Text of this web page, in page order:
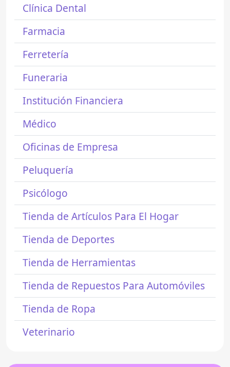
Clínica Dental
Farmacia
Ferretería
Funeraria
Institución Financiera
Médico
Oficinas de Empresa
Peluquería
Psicólogo
Tienda de Artículos Para El Hogar
Tienda de Deportes
Tienda de Herramientas
Tienda de Repuestos Para Automóviles
Tienda de Ropa
Veterinario